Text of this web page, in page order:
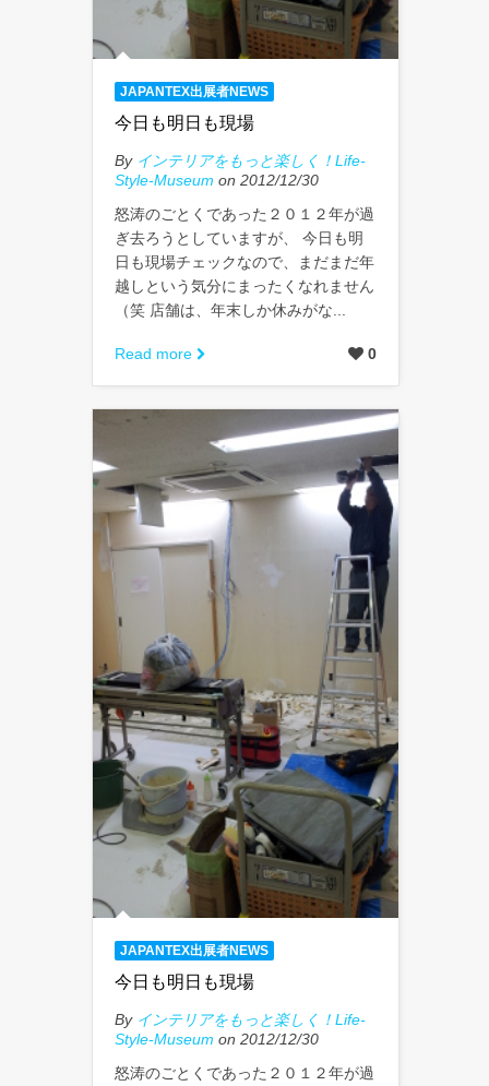
JAPANTEX出展者NEWS
今日も明日も現場
By インテリアをもっと楽しく！Life-
Style-Museum on 2012/12/30
怒涛のごとくであった２０１２年が過
ぎ去ろうとしていますが、 今日も明
日も現場チェックなので、まだまだ年
越しという気分にまったくなれません
（笑 店舗は、年末しか休みがな...
Read more 0
JAPANTEX出展者NEWS
今日も明日も現場
By インテリアをもっと楽しく！Life-
Style-Museum on 2012/12/30
怒涛のごとくであった２０１２年が過